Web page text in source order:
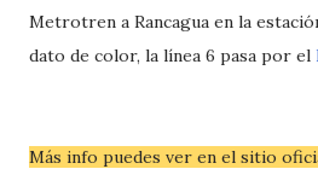
Metrotren a Rancagua en la
dato de color, la línea 6 pasa por el
Más info puedes ver en el sitio